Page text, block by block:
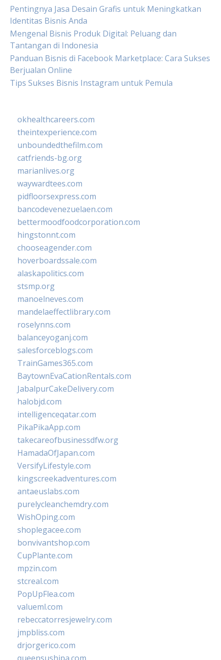
Pentingnya Jasa Desain Grafis untuk Meningkatkan
Identitas Bisnis Anda
Mengenal Bisnis Produk Digital: Peluang dan
Tantangan di Indonesia
Panduan Bisnis di Facebook Marketplace: Cara Sukses
Berjualan Online
Tips Sukses Bisnis Instagram untuk Pemula
okhealthcareers.com
theintexperience.com
unboundedthefilm.com
catfriends-bg.org
marianlives.org
waywardtees.com
pidfloorsexpress.com
bancodevenezuelaen.com
bettermoodfoodcorporation.com
hingstonnt.com
chooseagender.com
hoverboardssale.com
alaskapolitics.com
stsmp.org
manoelneves.com
mandelaeffectlibrary.com
roselynns.com
balanceyoganj.com
salesforceblogs.com
TrainGames365.com
BaytownEvaCationRentals.com
JabalpurCakeDelivery.com
halobjd.com
intelligenceqatar.com
PikaPikaApp.com
takecareofbusinessdfw.org
HamadaOfJapan.com
VersifyLifestyle.com
kingscreekadventures.com
antaeuslabs.com
purelycleanchemdry.com
WishOping.com
shoplegacee.com
bonvivantshop.com
CupPlante.com
mpzin.com
stcreal.com
PopUpFlea.com
valueml.com
rebeccatorresjewelry.com
jmpbliss.com
drjorgerico.com